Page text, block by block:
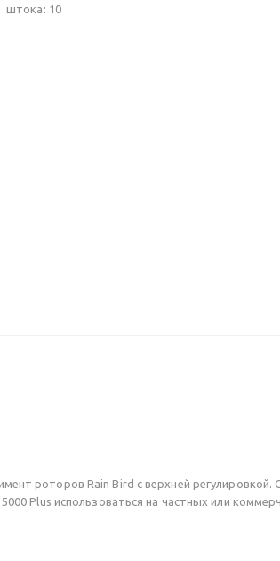
штока: 10
роторов Rain Bird с верхней
Plus использоваться на частных или